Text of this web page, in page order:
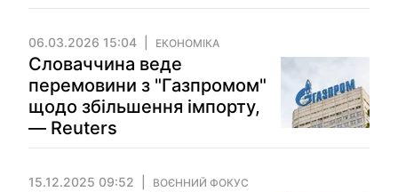
06.03.2026 15:04 ЕКОНОМІКА
Словаччина веде
перемовини з "Газпромом"
щодо збільшення імпорту,
— Reuters
15.12.2025 09:52 ВОЄННИЙ ФОКУС